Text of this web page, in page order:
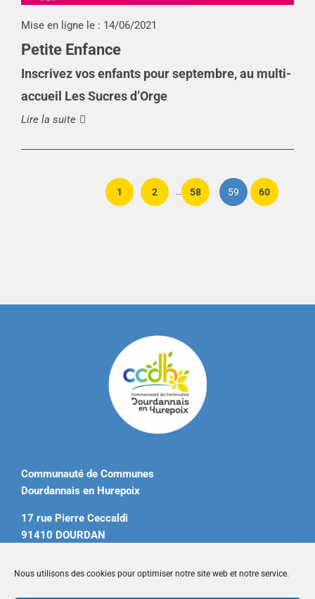
Nous utilisons des cookies pour optimiser notre site web et notre service.
Mise en ligne le : 14/06/2021
Petite Enfance
Inscrivez vos enfants pour septembre, au multi-
accueil Les Sucres d’Orge
Lire la suite
1 2 … 58 59 60
Communauté de Communes
Dourdannais en Hurepoix
17 rue Pierre Ceccaldi
91410 DOURDAN
contact@ccdourdannais.com